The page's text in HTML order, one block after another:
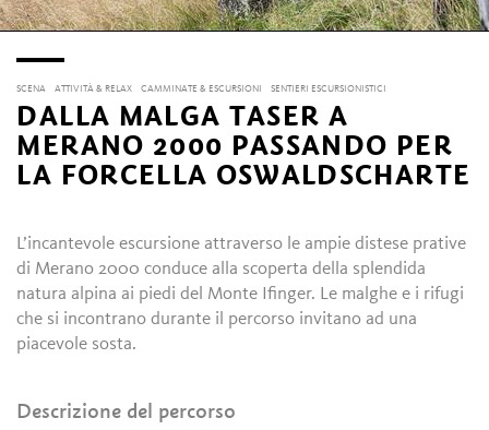
SCENA ATTIVITÀ & RELAX CAMMINATE & ESCURSIONI SENTIERI ESCURSIONISTICI
DALLA MALGA TASER A
MERANO 2000 PASSANDO PER
LA FORCELLA OSWALDSCHARTE
L’incantevole escursione attraverso le ampie distese prative
di Merano 2000 conduce alla scoperta della splendida
natura alpina ai piedi del Monte Ifinger. Le malghe e i rifugi
che si incontrano durante il percorso invitano ad una
piacevole sosta.
Descrizione del percorso